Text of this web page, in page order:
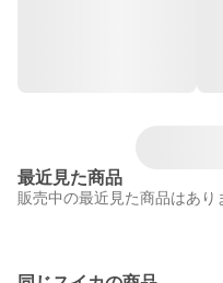
最近見た商品
販売中の最近見た商品はあり